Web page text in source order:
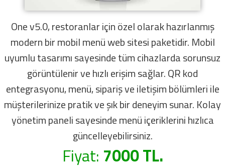
One v5.0, restoranlar için özel olarak hazırlanmış
modern bir mobil menü web sitesi paketidir. Mobil
uyumlu tasarımı sayesinde tüm cihazlarda sorunsuz
görüntülenir ve hızlı erişim sağlar. QR kod
entegrasyonu, menü, sipariş ve iletişim bölümleri ile
müşterilerinize pratik ve şık bir deneyim sunar. Kolay
yönetim paneli sayesinde menü içeriklerini hızlıca
güncelleyebilirsiniz.
Fiyat: 7000 TL.